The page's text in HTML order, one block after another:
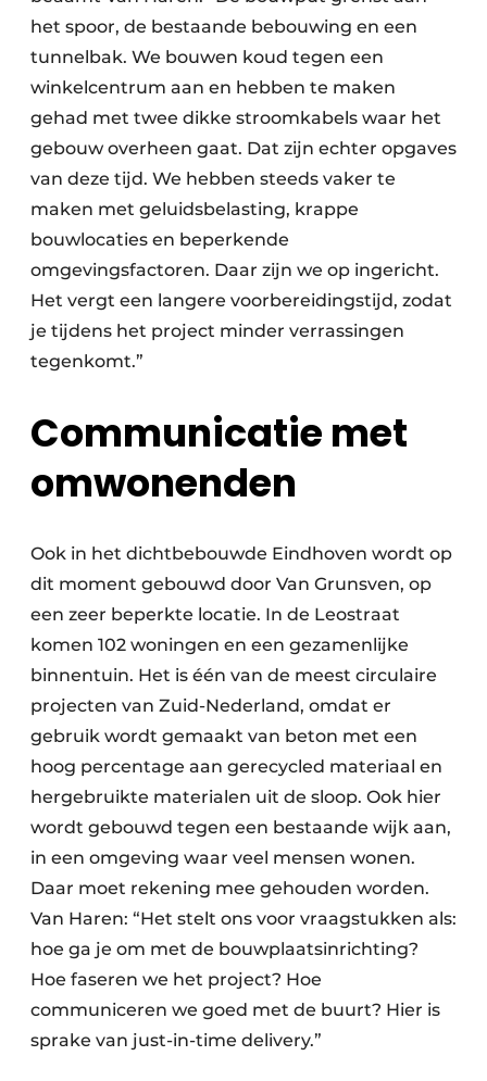
het spoor, de bestaande bebouwing en een
tunnelbak. We bouwen koud tegen een
winkelcentrum aan en hebben te maken
gehad met twee dikke stroomkabels waar het
gebouw overheen gaat. Dat zijn echter opgaves
van deze tijd. We hebben steeds vaker te
maken met geluidsbelasting, krappe
bouwlocaties en beperkende
omgevingsfactoren. Daar zijn we op ingericht.
Het vergt een langere voorbereidingstijd, zodat
je tijdens het project minder verrassingen
tegenkomt.”
Communicatie met
omwonenden
Ook in het dichtbebouwde Eindhoven wordt op
dit moment gebouwd door Van Grunsven, op
een zeer beperkte locatie. In de Leostraat
komen 102 woningen en een gezamenlijke
binnentuin. Het is één van de meest circulaire
projecten van Zuid-Nederland, omdat er
gebruik wordt gemaakt van beton met een
hoog percentage aan gerecycled materiaal en
hergebruikte materialen uit de sloop. Ook hier
wordt gebouwd tegen een bestaande wijk aan,
in een omgeving waar veel mensen wonen.
Daar moet rekening mee gehouden worden.
Van Haren: “Het stelt ons voor vraagstukken als:
hoe ga je om met de bouwplaatsinrichting?
Hoe faseren we het project? Hoe
communiceren we goed met de buurt? Hier is
sprake van just-in-time delivery.”